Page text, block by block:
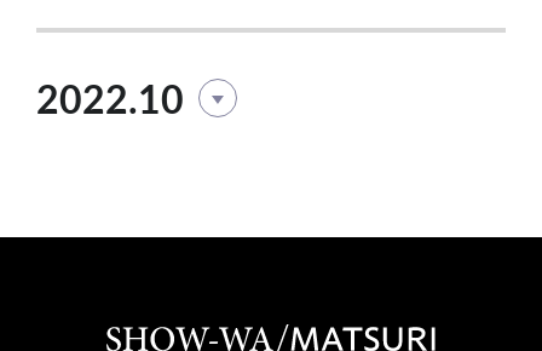
2022.10